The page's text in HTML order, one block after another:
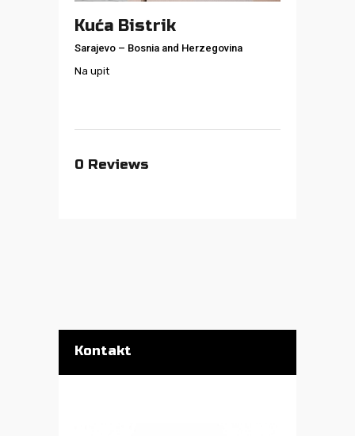
Kuća Bistrik
Sarajevo – Bosnia and Herzegovina
Na upit
0 Reviews
Kontakt